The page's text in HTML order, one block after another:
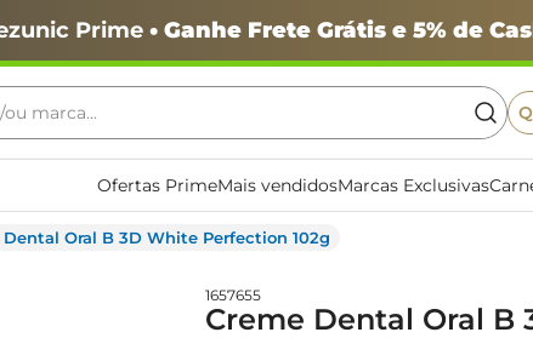
Prime• Ganhe Frete Grátis e 5% de
ou marca...
Ofertas PrimeMais vendidosMarcas Exclusivas
Dental Oral B 3D White Perfection 102g
1657655
Creme Dental Oral B